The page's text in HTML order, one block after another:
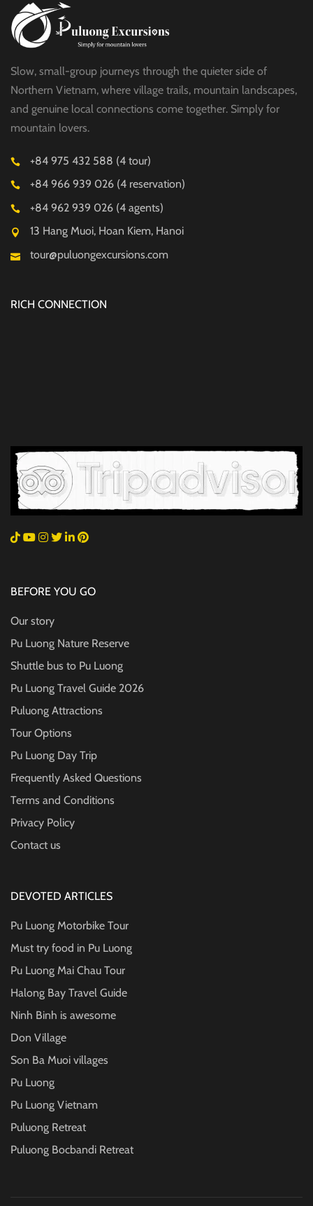
Slow, small-group journeys through the quieter side of
Northern Vietnam, where village trails, mountain landscapes,
and genuine local connections come together. Simply for
mountain lovers.
+84 975 432 588 (4 tour)
+84 966 939 026 (4 reservation)
+84 962 939 026 (4 agents)
13 Hang Muoi, Hoan Kiem, Hanoi
tour@puluongexcursions.com
RICH CONNECTION
BEFORE YOU GO
Our story
Pu Luong Nature Reserve
Shuttle bus to Pu Luong
Pu Luong Travel Guide 2026
Puluong Attractions
Tour Options
Pu Luong Day Trip
Frequently Asked Questions
Terms and Conditions
Privacy Policy
Contact us
DEVOTED ARTICLES
Pu Luong Motorbike Tour
Must try food in Pu Luong
Pu Luong Mai Chau Tour
Halong Bay Travel Guide
Ninh Binh is awesome
Don Village
Son Ba Muoi villages
Pu Luong
Pu Luong Vietnam
Puluong Retreat
Puluong Bocbandi Retreat